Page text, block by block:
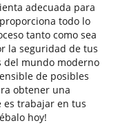
adecuada para
todo lo
tanto como sea
la seguridad de tus
del mundo moderno
de posibles
obtener una
trabajar en tus
hoy!